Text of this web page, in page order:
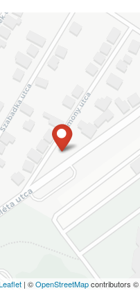
| ©OpenStreetMapcontributors ©